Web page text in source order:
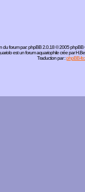
du forum par:phpBB2.0.18 © 2005 phpBB
est un forum aquariophile crée par
Traduction par :phpBB-